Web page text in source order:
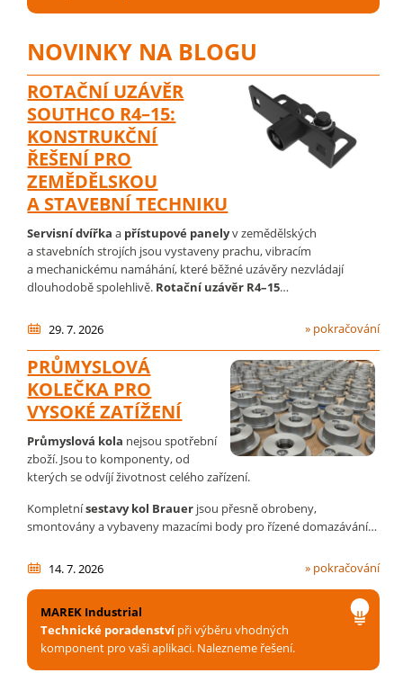
NOVINKY NA BLOGU
ROTAČNÍ UZÁVĚR
SOUTHCO R4–15:
KONSTRUKČNÍ
ŘEŠENÍ PRO
ZEMĚDĚLSKOU
A STAVEBNÍ TECHNIKU
Servisní dvířka a přístupové panelyv zemědělských
a stavebních strojích jsou vystaveny prachu, vibracím
a mechanickému namáhání, které běžné uzávěry nezvládají
dlouhodobě spolehlivě. Rotační uzávěr R4–15…
29. 7. 2026 » pokračování
PRŮMYSLOVÁ
KOLEČKA PRO
VYSOKÉ ZATÍŽENÍ
Průmyslová kola nejsou spotřební
zboží. Jsou to komponenty, od
kterých se odvíjí životnost celého zařízení.
Kompletnísestavy kol Brauer jsou přesně obrobeny,
smontovány a vybaveny mazacími body pro řízené domazávání…
14. 7. 2026 » pokračování
MAREK Industrial
Technické poradenstvípři výběru vhodných
komponent pro vaši aplikaci. Nalezneme řešení.